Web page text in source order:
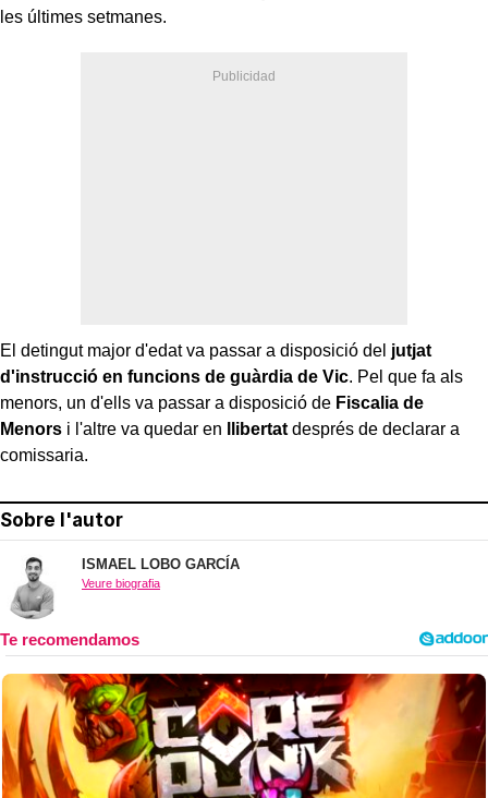
les últimes setmanes.
El detingut major d'edat va passar a disposició del jutjat
d'instrucció en funcions de guàrdia de Vic. Pel que fa als
menors, un d'ells va passar a disposició de Fiscalia de
Menors i l'altre va quedar en llibertat després de declarar a
comissaria.
Sobre l'autor
ISMAEL LOBO GARCÍA
Veure biografia